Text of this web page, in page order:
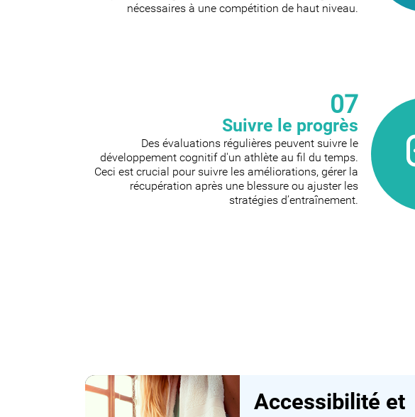
nécessaires à une compétition de haut niveau.
07
Suivre le progrès
Des évaluations régulières peuvent suivre le
développement cognitif d'un athlète au fil du temps.
Ceci est crucial pour suivre les améliorations, gérer la
récupération après une blessure ou ajuster les
stratégies d’entraînement.
Accessibilité et